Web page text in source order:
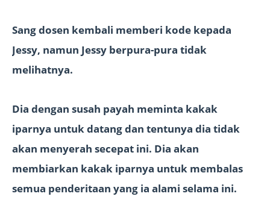
Sang dosen kembali memberi kode kepada
Jessy, namun Jessy berpura-pura tidak
melihatnya.
Dia dengan susah payah meminta kakak
iparnya untuk datang dan tentunya dia tidak
akan menyerah secepat ini. Dia akan
membiarkan kakak iparnya untuk membalas
semua penderitaan yang ia alami selama ini.